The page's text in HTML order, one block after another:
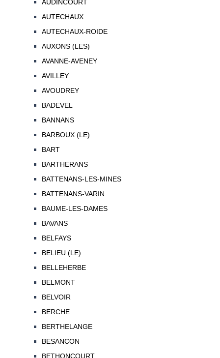
AUDINCOURT
AUTECHAUX
AUTECHAUX-ROIDE
AUXONS (LES)
AVANNE-AVENEY
AVILLEY
AVOUDREY
BADEVEL
BANNANS
BARBOUX (LE)
BART
BARTHERANS
BATTENANS-LES-MINES
BATTENANS-VARIN
BAUME-LES-DAMES
BAVANS
BELFAYS
BELIEU (LE)
BELLEHERBE
BELMONT
BELVOIR
BERCHE
BERTHELANGE
BESANCON
BETHONCOURT